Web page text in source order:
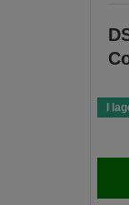
I